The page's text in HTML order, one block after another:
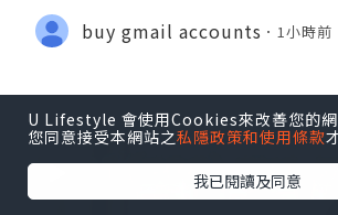
buy gmail accounts 1小時前
U Lifestyle 會使用Cookies來改善您的網
您同意接受本網站之私隱政策和使用條款
我已閱讀及同意